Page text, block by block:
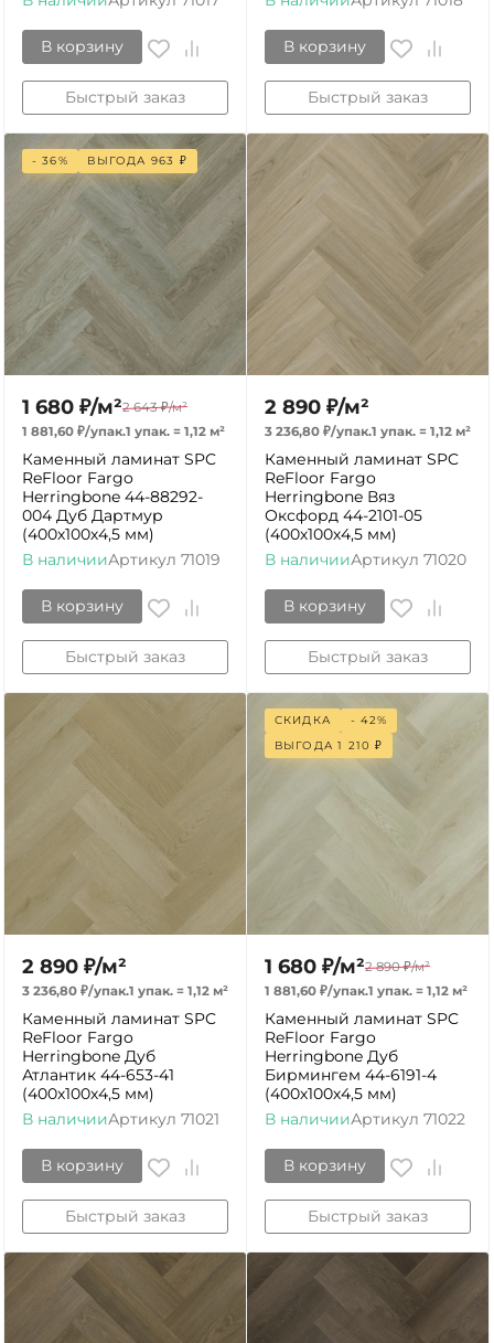
В корзину
Быстрый заказ
В корзину
Быстрый заказ
- 36% ВЫГОДА 963 ₽
1 680 ₽/м²2 643 ₽/м²
1 881,60 ₽/упак.1 упак. = 1,12 м²
Каменный ламинат SPC
ReFloor Fargo
Herringbone 44-88292-
004 Дуб Дартмур
(400х100х4,5 мм)
В наличииАртикул 71019
В корзину
Быстрый заказ
2 890 ₽/м²
3 236,80 ₽/упак.1 упак. = 1,12 м²
Каменный ламинат SPC
ReFloor Fargo
Herringbone Вяз
Оксфорд 44-2101-05
(400х100х4,5 мм)
В наличииАртикул 71020
В корзину
Быстрый заказ
2 890 ₽/м²
3 236,80 ₽/упак.1 упак. = 1,12 м²
Каменный ламинат SPC
ReFloor Fargo
Herringbone Дуб
Атлантик 44-653-41
(400х100х4,5 мм)
В наличииАртикул 71021
В корзину
Быстрый заказ
СКИДКА
- 42%
ВЫГОДА1 210 ₽
1 680 ₽/м²2 890 ₽/м²
1 881,60 ₽/упак.1 упак. = 1,12 м²
Каменный ламинат SPC
ReFloor Fargo
Herringbone Дуб
Бирмингем 44-6191-4
(400х100х4,5 мм)
В наличииАртикул 71022
В корзину
Быстрый заказ